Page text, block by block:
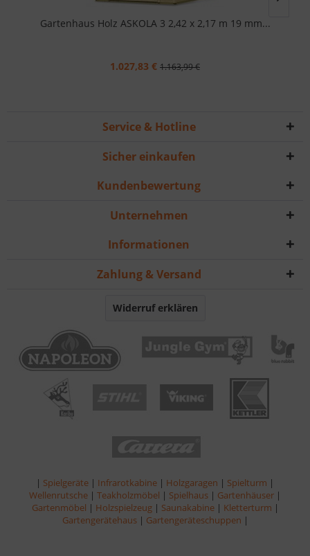
Gartenhaus Holz ASKOLA 3 2,42 x 2,17 m 19 mm...
1.027,83 € 1.163,99 €
Service & Hotline
Sicher einkaufen
Kundenbewertung
Unternehmen
Informationen
Zahlung & Versand
Widerruf erklären
| Spielgeräte | Infrarotkabine | Holzgaragen | Spielturm |
Wellenrutsche | Teakholzmöbel | Spielhaus | Gartenhäuser |
Gartenmöbel | Holzspielzeug | Saunakabine | Kletterturm |
Gartengerätehaus | Gartengeräteschuppen |